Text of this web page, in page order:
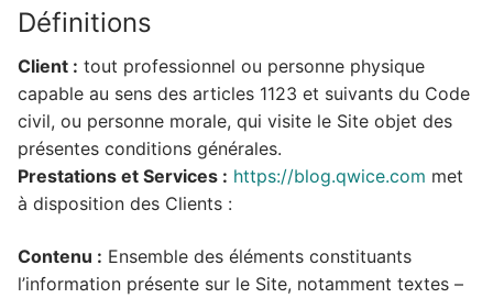
Définitions
Client : tout professionnel ou personne physique
capable au sens des articles 1123 et suivants du Code
civil, ou personne morale, qui visite le Site objet des
présentes conditions générales.
Prestations et Services : https://blog.qwice.com met
à disposition des Clients :
Contenu : Ensemble des éléments constituants
l’information présente sur le Site, notamment textes –